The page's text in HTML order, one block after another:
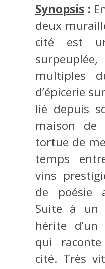
Synopsis :
deux
cité est
multiples
d’épicerie
lié depuis
maison de
tortue de
temps
vins
de poésie
Suite à un
hérite
qui
cité. Très